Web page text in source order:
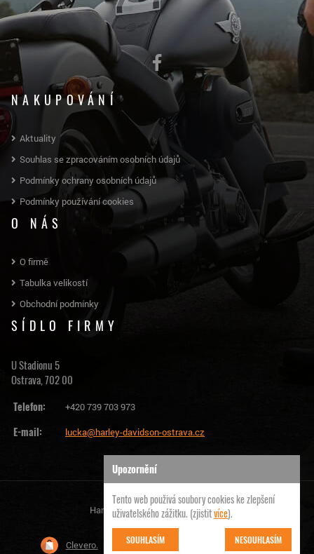
NAKUPOVÁNÍ
Aktuality
Souhlas se zpracováním osobních údajů
Podmínky ochrany osobních údajů
Podmínky používání cookies
O NÁS
O firmě
Tabulka velikostí
Obchodní podmínky
SÍDLO FIRMY
U Stadionu 5
Ostrava, 702 00
Telefon:
+420 739 703 973
E-mail: lucka@harley-davidson-ostrava.cz
Harley Davidson Ostrava | © 2026
Clevero. Chytrý eshop na míru, který Vás nezklame
Upozornění
Tento web použivá soubory cookies ke zlepšení
uživatelského zážitku. (zjistitvíce).
SOUHLASÍM NESOUHLASÍM